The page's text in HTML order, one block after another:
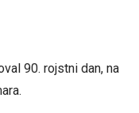
90. rojstni dan, na